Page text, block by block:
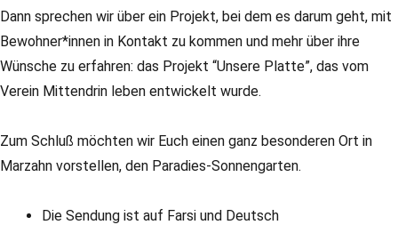
Dann sprechen wir über ein Projekt, bei dem es darum geht, mit
Bewohner*innen in Kontakt zu kommen und mehr über ihre
Wünsche zu erfahren: das Projekt “Unsere Platte”, das vom
Verein Mittendrin leben entwickelt wurde.
Zum Schluß möchten wir Euch einen ganz besonderen Ort in
Marzahn vorstellen, den Paradies-Sonnengarten.
Die Sendung ist auf Farsi und Deutsch